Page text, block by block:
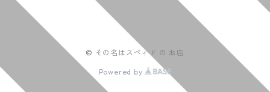
© その名はスペィド の お店
Powered by